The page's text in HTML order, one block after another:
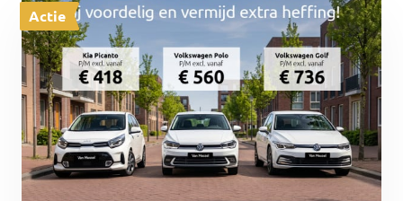
Actie